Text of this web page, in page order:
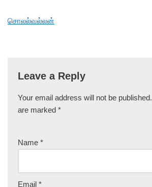
சொலல்வல்லன்
Leave a Reply
Your email address will not be published.
are marked *
Name *
Email *